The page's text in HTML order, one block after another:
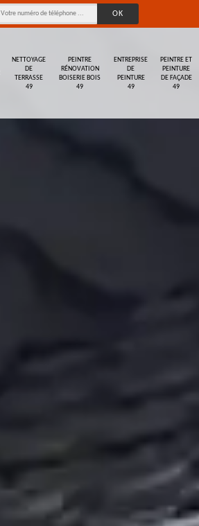
NETTOYAGE
DE
TERRASSE
49
PEINTRE
RÉNOVATION
BOISERIE BOIS
49
ENTREPRISE
DE
PEINTURE
49
PEINTRE ET
PEINTURE
DE FAÇADE
49